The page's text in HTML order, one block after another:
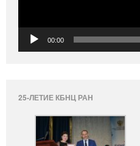
00:00
25-ЛЕТИЕ КБНЦ РАН